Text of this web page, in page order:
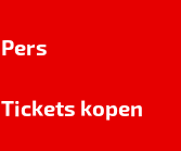
Pers
Tickets kopen